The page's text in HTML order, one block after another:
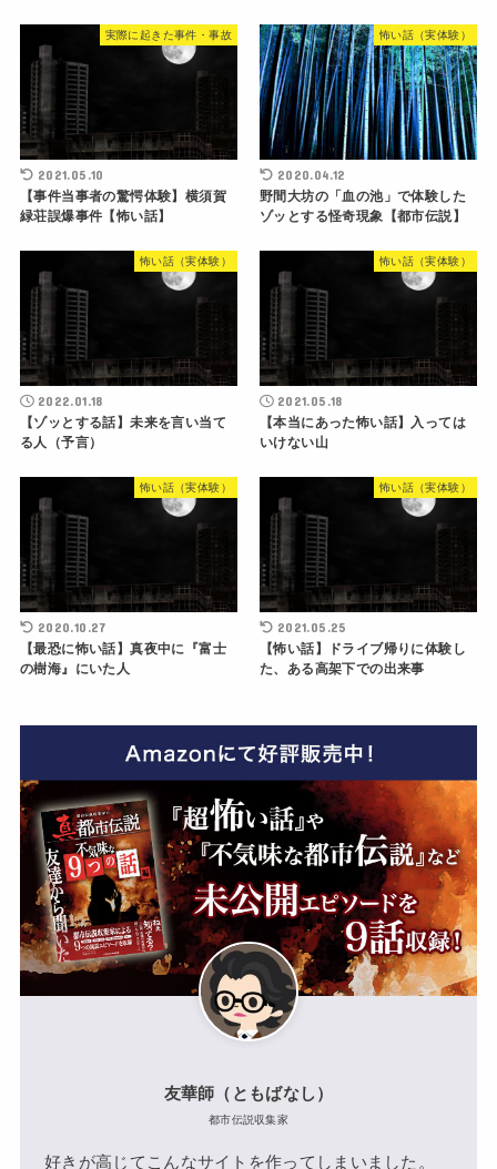
実際に起きた事件・事故
2021.05.10
【事件当事者の驚愕体験】横須賀
緑荘誤爆事件【怖い話】
怖い話（実体験）
2020.04.12
野間大坊の「血の池」で体験した
ゾッとする怪奇現象【都市伝説】
怖い話（実体験）
2022.01.18
【ゾッとする話】未来を言い当て
る人（予言）
怖い話（実体験）
2021.05.18
【本当にあった怖い話】入っては
いけない山
怖い話（実体験）
2020.10.27
【最恐に怖い話】真夜中に『富士
の樹海』にいた人
怖い話（実体験）
2021.05.25
【怖い話】ドライブ帰りに体験し
た、ある高架下での出来事
友華師（ともばなし）
都市伝説収集家
好きが高じてこんなサイトを作ってしまいました。